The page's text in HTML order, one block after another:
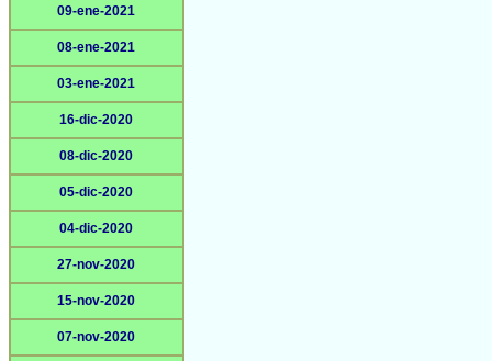
09-ene-2021
08-ene-2021
03-ene-2021
16-dic-2020
08-dic-2020
05-dic-2020
04-dic-2020
27-nov-2020
15-nov-2020
07-nov-2020